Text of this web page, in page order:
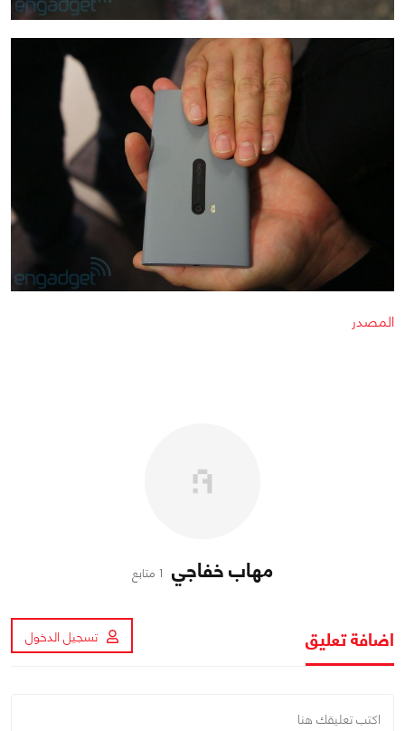
المصدر
مهاب خفاجي 1 متابع
اضافة تعليق تسجيل الدخول